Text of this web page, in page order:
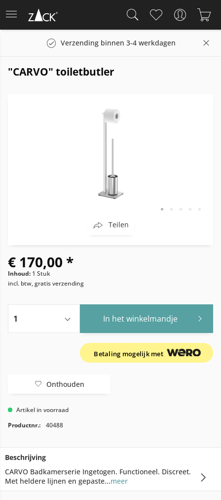
Verzending binnen 3-4 werkdagen
"CARVO" toiletbutler
Teilen
€ 170,00 *
Inhoud: 1 Stuk
incl. btw, gratis verzending
In het winkelmandje
Betaling mogelijk met
Onthouden
Artikel in voorraad
Productnr.:
40488
Beschrijving
CARVO Badkamerserie Ingetogen. Functioneel. Discreet.
Met heldere lijnen en gepaste...meer